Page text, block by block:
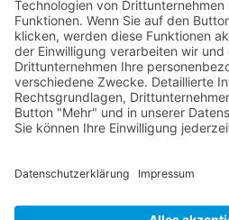
JAGDFLUGZEUGE
Bomber-Geleitschutz
Tuskeegee Airmen
Focke Wulf FW 190
Messerschmitt Bf 109
Messerschmitt Me 163
P-38 Lightning
P-47 Thunderbolt